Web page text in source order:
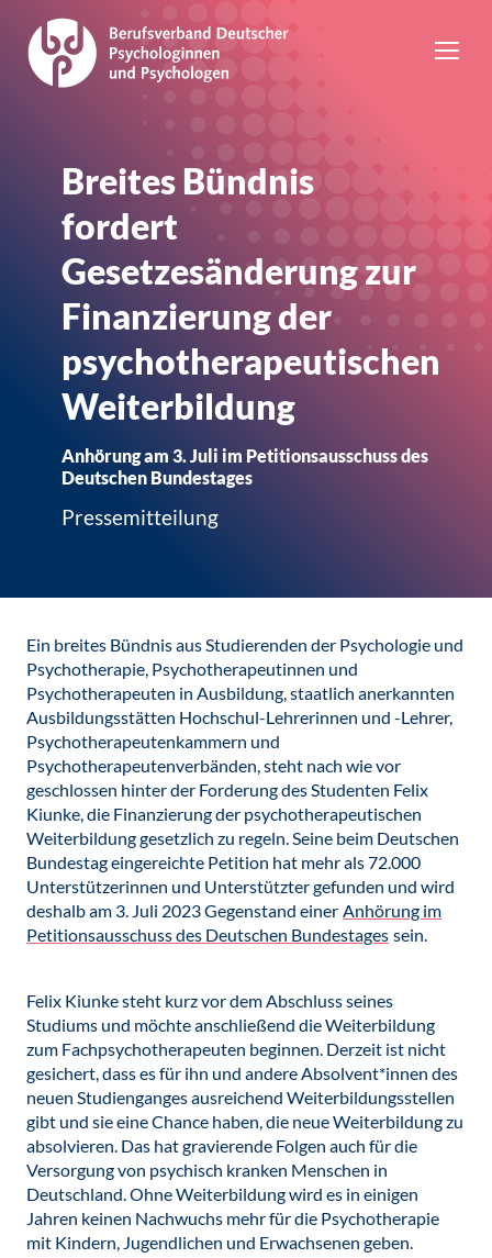
Breites Bündnis
fordert
Gesetzesänderung zur
Finanzierung der
psychotherapeutischen
Weiterbildung
Anhörung am 3. Juli im Petitionsausschuss des
Deutschen Bundestages
Pressemitteilung
Ein breites Bündnis aus Studierenden der Psychologie und
Psychotherapie, Psychotherapeutinnen und
Psychotherapeuten in Ausbildung, staatlich anerkannten
Ausbildungsstätten Hochschul-Lehrerinnen und -Lehrer,
Psychotherapeutenkammern und
Psychotherapeutenverbänden, steht nach wie vor
geschlossen hinter der Forderung des Studenten Felix
Kiunke, die Finanzierung der psychotherapeutischen
Weiterbildung gesetzlich zu regeln. Seine beim Deutschen
Bundestag eingereichte Petition hat mehr als 72.000
Unterstützerinnen und Unterstützter gefunden und wird
deshalb am 3. Juli 2023 Gegenstand einer Anhörung im
Petitionsausschuss des Deutschen Bundestages sein.
Felix Kiunke steht kurz vor dem Abschluss seines
Studiums und möchte anschließend die Weiterbildung
zum Fachpsychotherapeuten beginnen. Derzeit ist nicht
gesichert, dass es für ihn und andere Absolvent*innen des
neuen Studienganges ausreichend Weiterbildungsstellen
gibt und sie eine Chance haben, die neue Weiterbildung zu
absolvieren. Das hat gravierende Folgen auch für die
Versorgung von psychisch kranken Menschen in
Deutschland. Ohne Weiterbildung wird es in einigen
Jahren keinen Nachwuchs mehr für die Psychotherapie
mit Kindern, Jugendlichen und Erwachsenen geben.